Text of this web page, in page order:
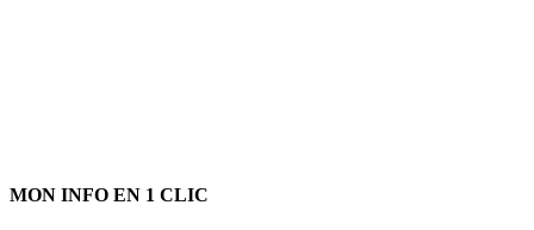
MON INFO EN 1 CLIC